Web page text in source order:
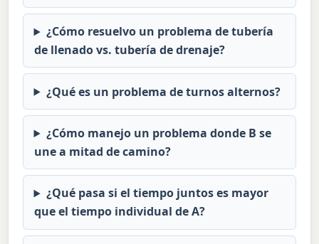
¿Cómo resuelvo un problema de tubería
de llenado vs. tubería de drenaje?
¿Qué es un problema de turnos alternos?
¿Cómo manejo un problema donde B se
une a mitad de camino?
¿Qué pasa si el tiempo juntos es mayor
que el tiempo individual de A?